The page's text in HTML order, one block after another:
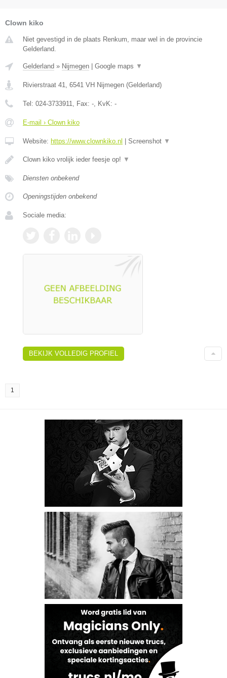
Clown kiko
Niet gevestigd in de plaats Renkum, maar wel in de provincie
Gelderland.
Gelderland » Nijmegen Google maps ▼
Rivierstraat 41 6541 VH Nijmegen (Gelderland)
Tel: 024-3733911 , Fax: - , KvK: -
E-mail › Clown kiko
Website: https://www.clownkiko.nl Screenshot ▼
Clown kiko vrolijk ieder feesje op! ▼
Diensten onbekend
Openingstijden onbekend
Sociale media:
BEKIJK VOLLEDIG PROFIEL
1